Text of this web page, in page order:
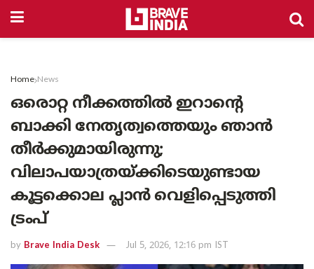
Home News
ഒരൊറ്റ നീക്കത്തിൽ ഇറാന്റെ
ബാക്കി നേതൃത്വത്തെയും ഞാൻ
തീർക്കുമായിരുന്നു;
വിലാപയാത്രയ്ക്കിടെയുണ്ടായ
കൂട്ടക്കൊല പ്ലാൻ വെളിപ്പെടുത്തി
ട്രംപ്
by Brave India Desk Jul 5, 2026, 12:16 pm IST